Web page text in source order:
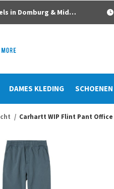
DAMES KLEDING SCHOENEN
Domburg & Middelburg
Carhartt WIP Flint Pant